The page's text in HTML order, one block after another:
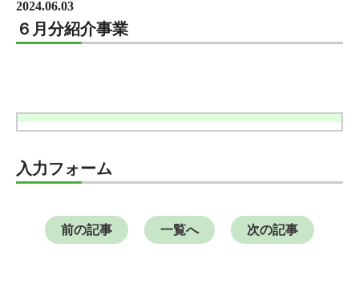
2024.06.03
６月分紹介事業
入力フォーム
前の記事 一覧へ 次の記事